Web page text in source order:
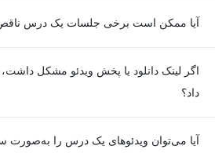
آیا ممکن است برخی جلسات یک درس ناقص
اگر لینک دانلود یا پخش ویدئو مشکل داشت،
داد؟
آیا می‌توان ویدئوهای یک درس را به‌صورت